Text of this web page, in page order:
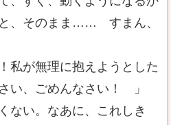
、そのまま…… すまん、
私が無理に抱えようとした
い、ごめんなさい！ 」
ない。なあに、これしき